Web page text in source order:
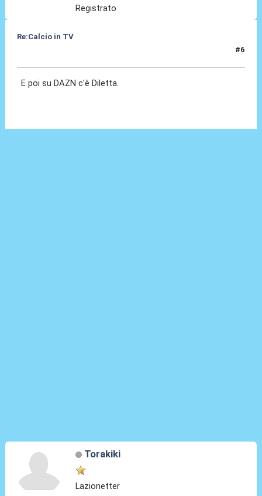
Registrato
Re:Calcio in TV
#6
E poi su DAZN c'è Diletta.
Torakiki
Lazionetter